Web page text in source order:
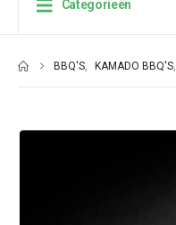
Categorieën
BBQ'S, KAMADO BBQ'S,